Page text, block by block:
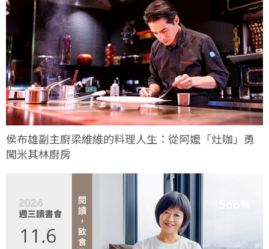
侯布雄副主廚梁維維的料理人生：從阿嬤「灶咖」勇
闖米其林廚房